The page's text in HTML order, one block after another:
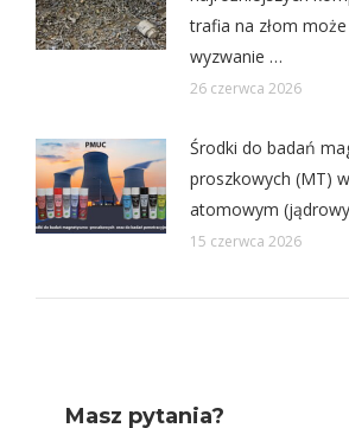
trafia na złom
wyzwanie …
26 czerwca 2026
Środki do badań
proszkowych (MT)
atomowym
15 czerwca 2026
Masz pytania?